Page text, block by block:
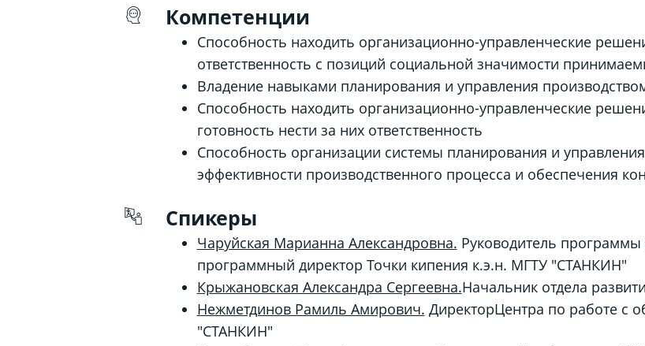
Компетенции
Способность находить организационно-управленческие
ответственность с позиций социальной значимости
Владение навыками планирования и управления
Способность находить организационно-управленческие
готовность нести за них ответственность
Способность организации системы планирования и
эффективности производственного процесса и обеспечения
Спикеры
Чаруйская Марианна Александровна. Руководитель программы
программный директор Точки кипения к.э.н. МГТУ "СТАНКИН"
Крыжановская Александра Сергеевна.Начальник отдела
Нежметдинов Рамиль Амирович. ДиректорЦентра по работе с
"СТАНКИН"